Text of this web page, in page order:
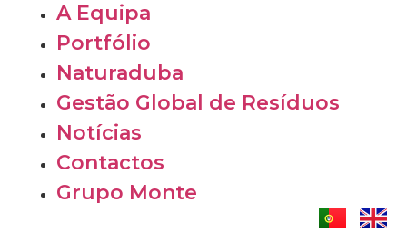
A Equipa
Portfólio
Naturaduba
Gestão Global de Resíduos
Notícias
Contactos
Grupo Monte